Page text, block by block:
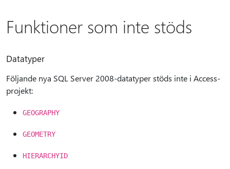
Funktioner som inte stöds
Datatyper
Följande nya SQL Server 2008-datatyper stöds inte i Access-
projekt:
GEOGRAPHY
GEOMETRY
HIERARCHYID